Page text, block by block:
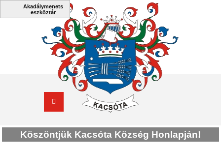
Köszöntjük Kacsóta Község Honlapján!